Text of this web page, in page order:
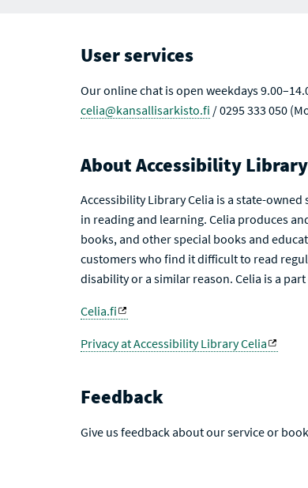
User services
Our online chat is open weekdays
celia@kansallisarkisto.fi / 0295 333 050
About Accessibility
Accessibility Library Celia is a state-
in reading and learning. Celia produces
books, and other special books and
customers who find it difficult to read
disability or a similar reason. Celia is a
Celia.fi
Privacy at Accessibility Library Celia
Feedback
Give us feedback about our service or